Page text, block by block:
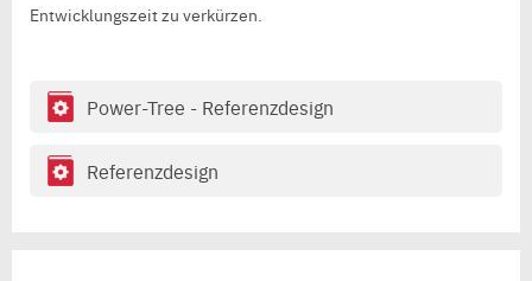
Entwicklungszeit zu verkürzen.
Power-Tree - Referenzdesign
Referenzdesign